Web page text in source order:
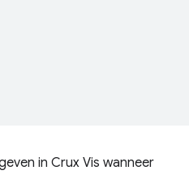
in Crux Vis wanneer